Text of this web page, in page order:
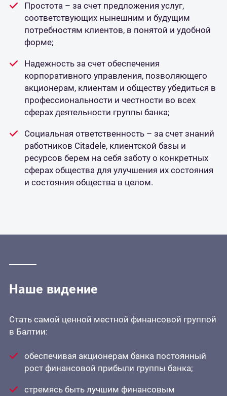
Простота – за счет предложения услуг,
соответствующих нынешним и будущим
потребностям клиентов, в понятой и удобной
форме;
Надежность за счет обеспечения
корпоративного управления, позволяющего
акционерам, клиентам и обществу убедиться в
профессиональности и честности во всех
сферах деятельности группы банка;
Социальная ответственность – за счет знаний
работников Citadele, клиентской базы и
ресурсов берем на себя заботу о конкретных
сферах общества для улучшения их состояния
и состояния общества в целом.
Наше видение
Стать самой ценной местной финансовой группой
в Балтии:
обеспечивая акционерам банка постоянный
рост финансовой прибыли группы банка;
стремясь быть лучшим финансовым